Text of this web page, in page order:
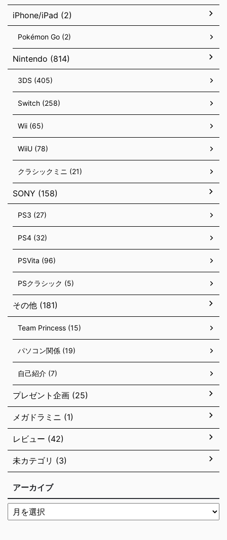
iPhone/iPad (2)
Pokémon Go (2)
Nintendo (814)
3DS (405)
Switch (258)
Wii (65)
WiiU (78)
クラシックミニ (21)
SONY (158)
PS3 (27)
PS4 (32)
PSVita (96)
PSクラシック (5)
その他 (181)
Team Princess (15)
パソコン関係 (19)
自己紹介 (7)
プレゼント企画 (25)
メガドラミニ (1)
レビュー (42)
未カテゴリ (3)
アーカイブ